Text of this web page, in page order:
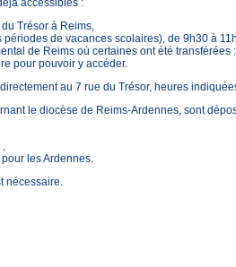
accessibles :
Trésor à Reims,
périodes de vacances scolaires), de 9h30 à
de Reims où certaines ont été transférées
pour pouvoir y accéder.
au 7 rue du Trésor, heures
le diocèse de Reims-Ardennes, sont
,
les Ardennes.
nécessaire.